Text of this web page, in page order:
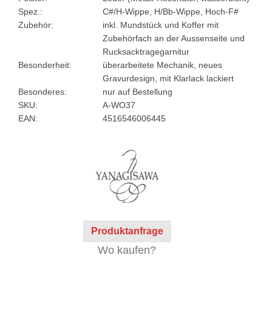
Spez.:
C#/H-Wippe, H/Bb-Wippe, Hoch-F#
Zubehör:
inkl. Mundstück und Koffer mit
Zubehörfach an der Aussenseite und
Rucksacktragegarnitur
Besonderheit:
überarbeitete Mechanik, neues
Gravurdesign, mit Klarlack lackiert
Besonderes:
nur auf Bestellung
SKU:
A-WO37
EAN:
4516546006445
Produktanfrage
Wo kaufen?